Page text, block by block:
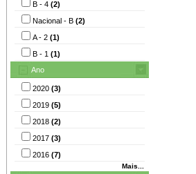
B - 4 (2)
Nacional - B (2)
A - 2 (1)
B - 1 (1)
Ano
2020 (3)
2019 (5)
2018 (2)
2017 (3)
2016 (7)
Mais...